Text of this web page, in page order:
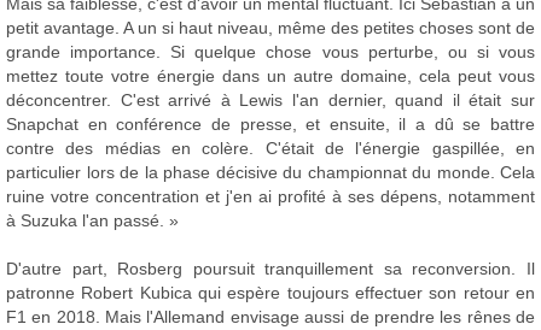
Mais sa faiblesse, c'est d'avoir un mental fluctuant. Ici Sebastian a un
petit avantage. A un si haut niveau, même des petites choses sont de
grande importance. Si quelque chose vous perturbe, ou si vous
mettez toute votre énergie dans un autre domaine, cela peut vous
déconcentrer. C'est arrivé à Lewis l'an dernier, quand il était sur
Snapchat en conférence de presse, et ensuite, il a dû se battre
contre des médias en colère. C'était de l'énergie gaspillée, en
particulier lors de la phase décisive du championnat du monde. Cela
ruine votre concentration et j'en ai profité à ses dépens, notamment
à Suzuka l'an passé. »
D'autre part, Rosberg poursuit tranquillement sa reconversion. Il
patronne Robert Kubica qui espère toujours effectuer son retour en
F1 en 2018. Mais l'Allemand envisage aussi de prendre les rênes de